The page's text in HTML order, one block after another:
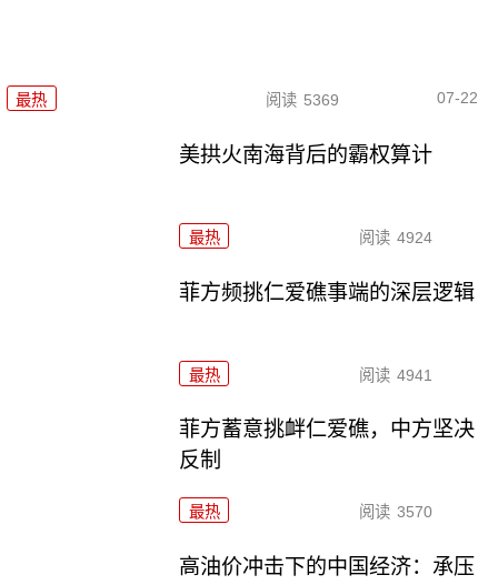
最热 阅读 5369 07-22
美拱火南海背后的霸权算计
最热 阅读 4924
菲方频挑仁爱礁事端的深层逻辑
最热 阅读 4941
菲方蓄意挑衅仁爱礁，中方坚决
反制
最热 阅读 3570
高油价冲击下的中国经济：承压